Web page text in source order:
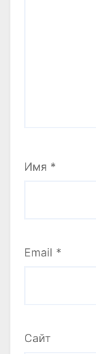
Имя *
Email *
Сайт